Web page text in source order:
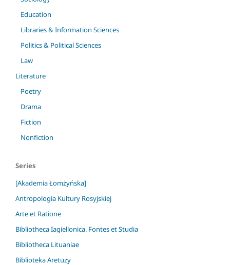
Education
Libraries & Information Sciences
Politics & Political Sciences
Law
Literature
Poetry
Drama
Fiction
Nonfiction
Series
[Akademia Łomżyńska]
Antropologia Kultury Rosyjskiej
Arte et Ratione
Bibliotheca Iagiellonica. Fontes et Studia
Bibliotheca Lituaniae
Biblioteka Aretuzy